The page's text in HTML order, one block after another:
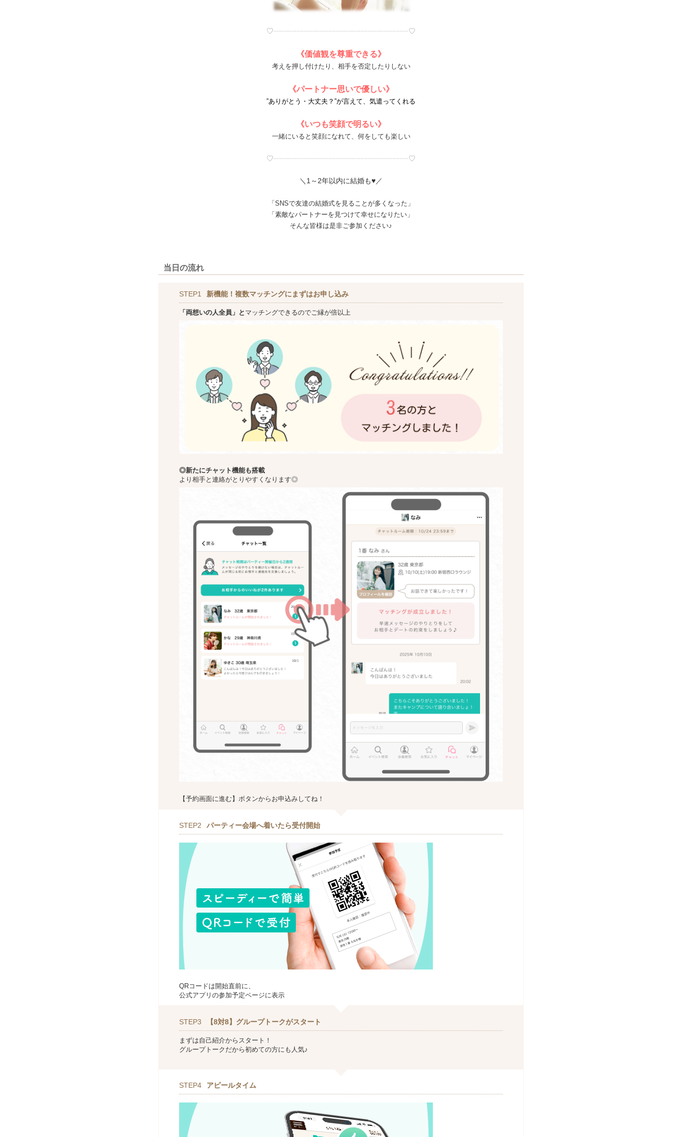
♡┈┈┈┈┈┈┈┈┈┈┈┈┈┈┈┈┈┈┈♡
《価値観を尊重できる》
考えを押し付けたり、相手を否定したりしない
《パートナー思いで優しい》
”ありがとう・大丈夫？”が言えて、気遣ってくれる
《いつも笑顔で明るい》
一緒にいると笑顔になれて、何をしても楽しい
♡┈┈┈┈┈┈┈┈┈┈┈┈┈┈┈┈┈┈┈♡
＼1～2年以内に結婚も♥／
「SNSで友達の結婚式を見ることが多くなった」
「素敵なパートナーを見つけて幸せになりたい」
そんな皆様は是非ご参加ください♪
当日の流れ
STEP1 新機能！複数マッチングにまずはお申し込み
「両想いの人全員」と マッチングできるのでご縁が倍以上
◎新たにチャット機能も搭載
より相手と連絡がとりやすくなります◎
【予約画面に進む】ボタンからお申込みしてね！
STEP2 パーティー会場へ着いたら受付開始
QRコードは開始直前に、
公式アプリの参加予定ページに表示
STEP3 【8対8】グループトークがスタート
まずは自己紹介からスタート！
グループトークだから初めての方にも人気♪
STEP4 アピールタイム